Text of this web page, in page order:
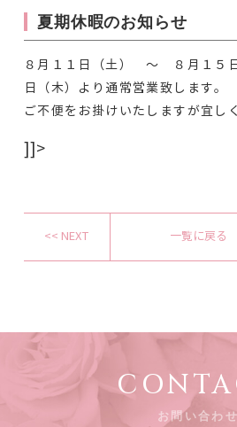
夏期休暇のお知らせ
８月１１日（土） ～ ８月１
日（木）より通常営業致します。
ご不便をお掛けいたしますが宜し
]]>
<< NEXT 一覧に戻る
お問い合わせ